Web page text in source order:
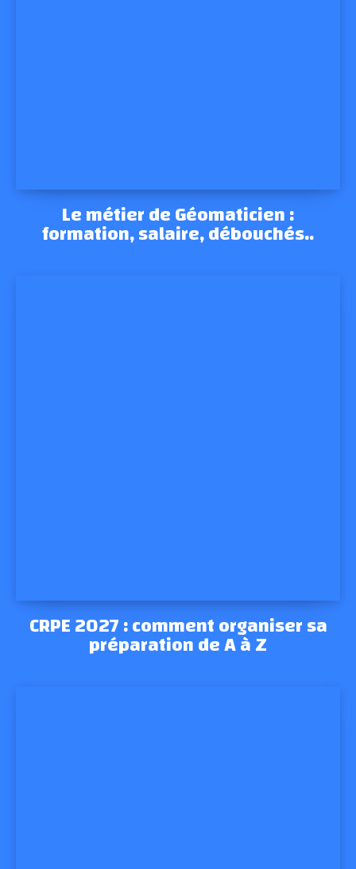
Le métier de Géomaticien :
formation, salaire, débouchés..
CRPE 2027 : comment organiser sa
préparation de A à Z